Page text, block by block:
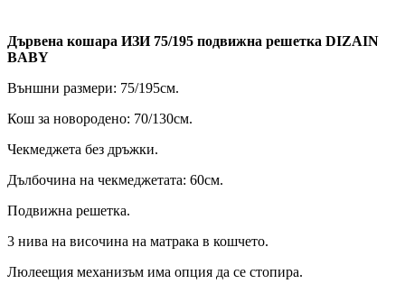
Дървена кошара ИЗИ 75/195 подвижна решетка DIZAIN
BABY
Външни размери: 75/195см.
Кош за новородено: 70/130см.
Чекмеджета без дръжки.
Дълбочина на чекмеджетата: 60см.
Подвижна решетка.
3 нива на височина на матрака в кошчето.
Люлеещия механизъм има опция да се стопира.